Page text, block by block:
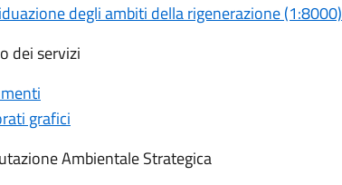
degli ambiti della rigenerazione (1:8000)
dei servizi
grafici
Ambientale Strategica